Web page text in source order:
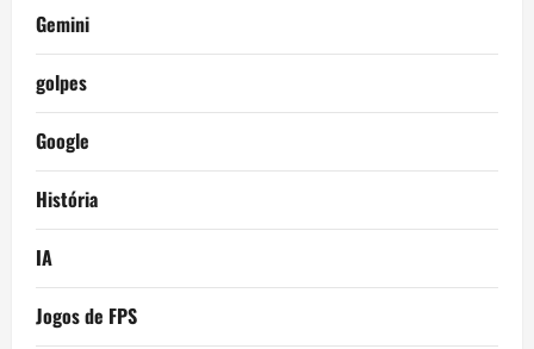
Gemini
golpes
Google
História
IA
Jogos de FPS